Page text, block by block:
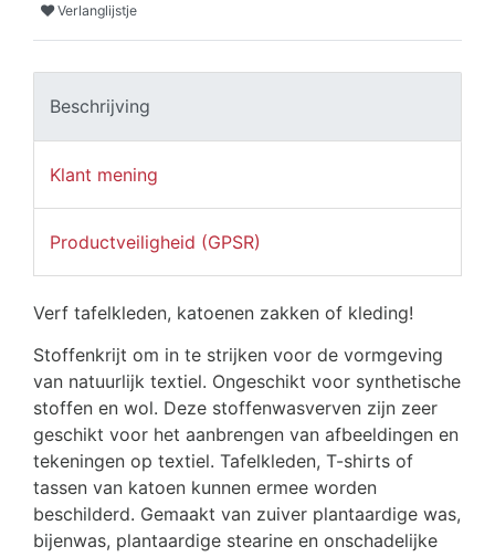
Verlanglijstje
Beschrijving
Klant mening
Productveiligheid (GPSR)
Verf tafelkleden, katoenen zakken of kleding!
Stoffenkrijt om in te strijken voor de vormgeving
van natuurlijk textiel. Ongeschikt voor synthetische
stoffen en wol. Deze stoffenwasverven zijn zeer
geschikt voor het aanbrengen van afbeeldingen en
tekeningen op textiel. Tafelkleden, T-shirts of
tassen van katoen kunnen ermee worden
beschilderd. Gemaakt van zuiver plantaardige was,
bijenwas, plantaardige stearine en onschadelijke